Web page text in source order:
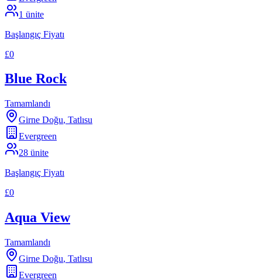
1 ünite
Başlangıç Fiyatı
£0
Blue Rock
Tamamlandı
Girne Doğu, Tatlısu
Evergreen
28 ünite
Başlangıç Fiyatı
£0
Aqua View
Tamamlandı
Girne Doğu, Tatlısu
Evergreen